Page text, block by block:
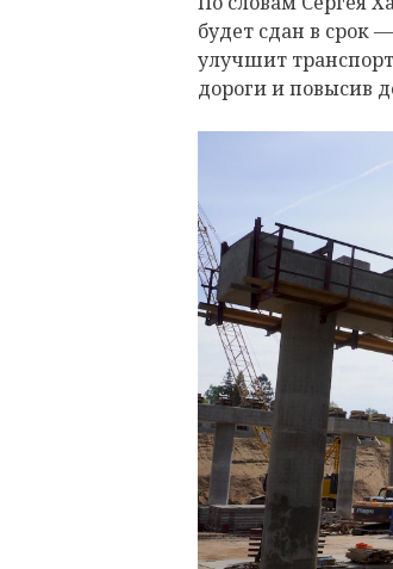
будет сдан в срок
улучшит
дороги и повысив